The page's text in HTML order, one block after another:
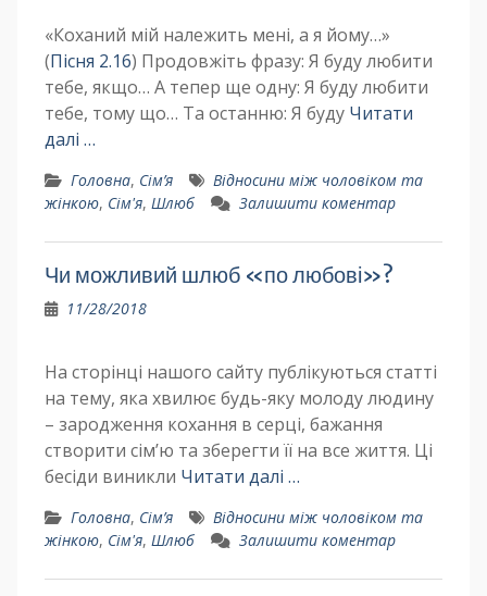
«Коханий мій належить мені, а я йому…»
(Пісня 2.16) Продовжіть фразу: Я буду любити
тебе, якщо… А тепер ще одну: Я буду любити
тебе, тому що… Та останню: Я буду Читати
далі …
Головна, Сім’я
Відносини між чоловіком та
жінкою, Сім'я, Шлюб Залишити коментар
Чи можливий шлюб «по любові»?
11/28/2018
На сторінці нашого сайту публікуються статті
на тему, яка хвилює будь-яку молоду людину
– зародження кохання в серці, бажання
створити сім’ю та зберегти її на все життя. Ці
бесіди виникли Читати далі …
Головна, Сім’я
Відносини між чоловіком та
жінкою, Сім'я, Шлюб Залишити коментар